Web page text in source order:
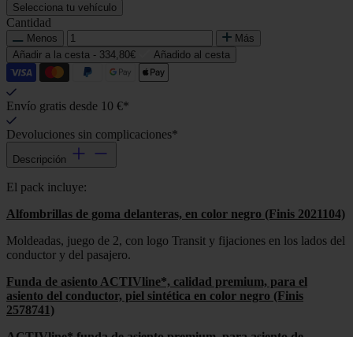
Selecciona tu vehículo
Cantidad
Menos
Más
Añadir a la cesta - 334,80€ Añadido al cesta
Envío gratis desde 10 €*
Devoluciones sin complicaciones*
Descripción
El pack incluye:
Alfombrillas de goma delanteras, en color negro (Finis 2021104)
Moldeadas, juego de 2, con logo Transit y fijaciones en los lados del
conductor y del pasajero.
Funda de asiento ACTIVline*, calidad premium, para el
asiento del conductor, piel sintética en color negro (Finis
2578741)